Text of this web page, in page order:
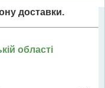
доставки.
області